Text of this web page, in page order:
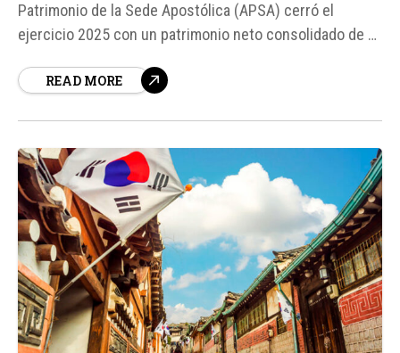
Patrimonio de la Sede Apostólica (APSA) cerró el
ejercicio 2025 con un patrimonio neto consolidado de 2.
89 millones respecto a 2024. Sin embargo, el resultado
READ MORE